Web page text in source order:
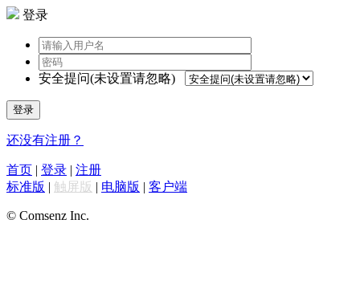
登录
安全提问(未设置请忽略)
登录
还没有注册？
首页 | 登录 | 注册
标准版 | 触屏版 | 电脑版 | 客户端
© Comsenz Inc.